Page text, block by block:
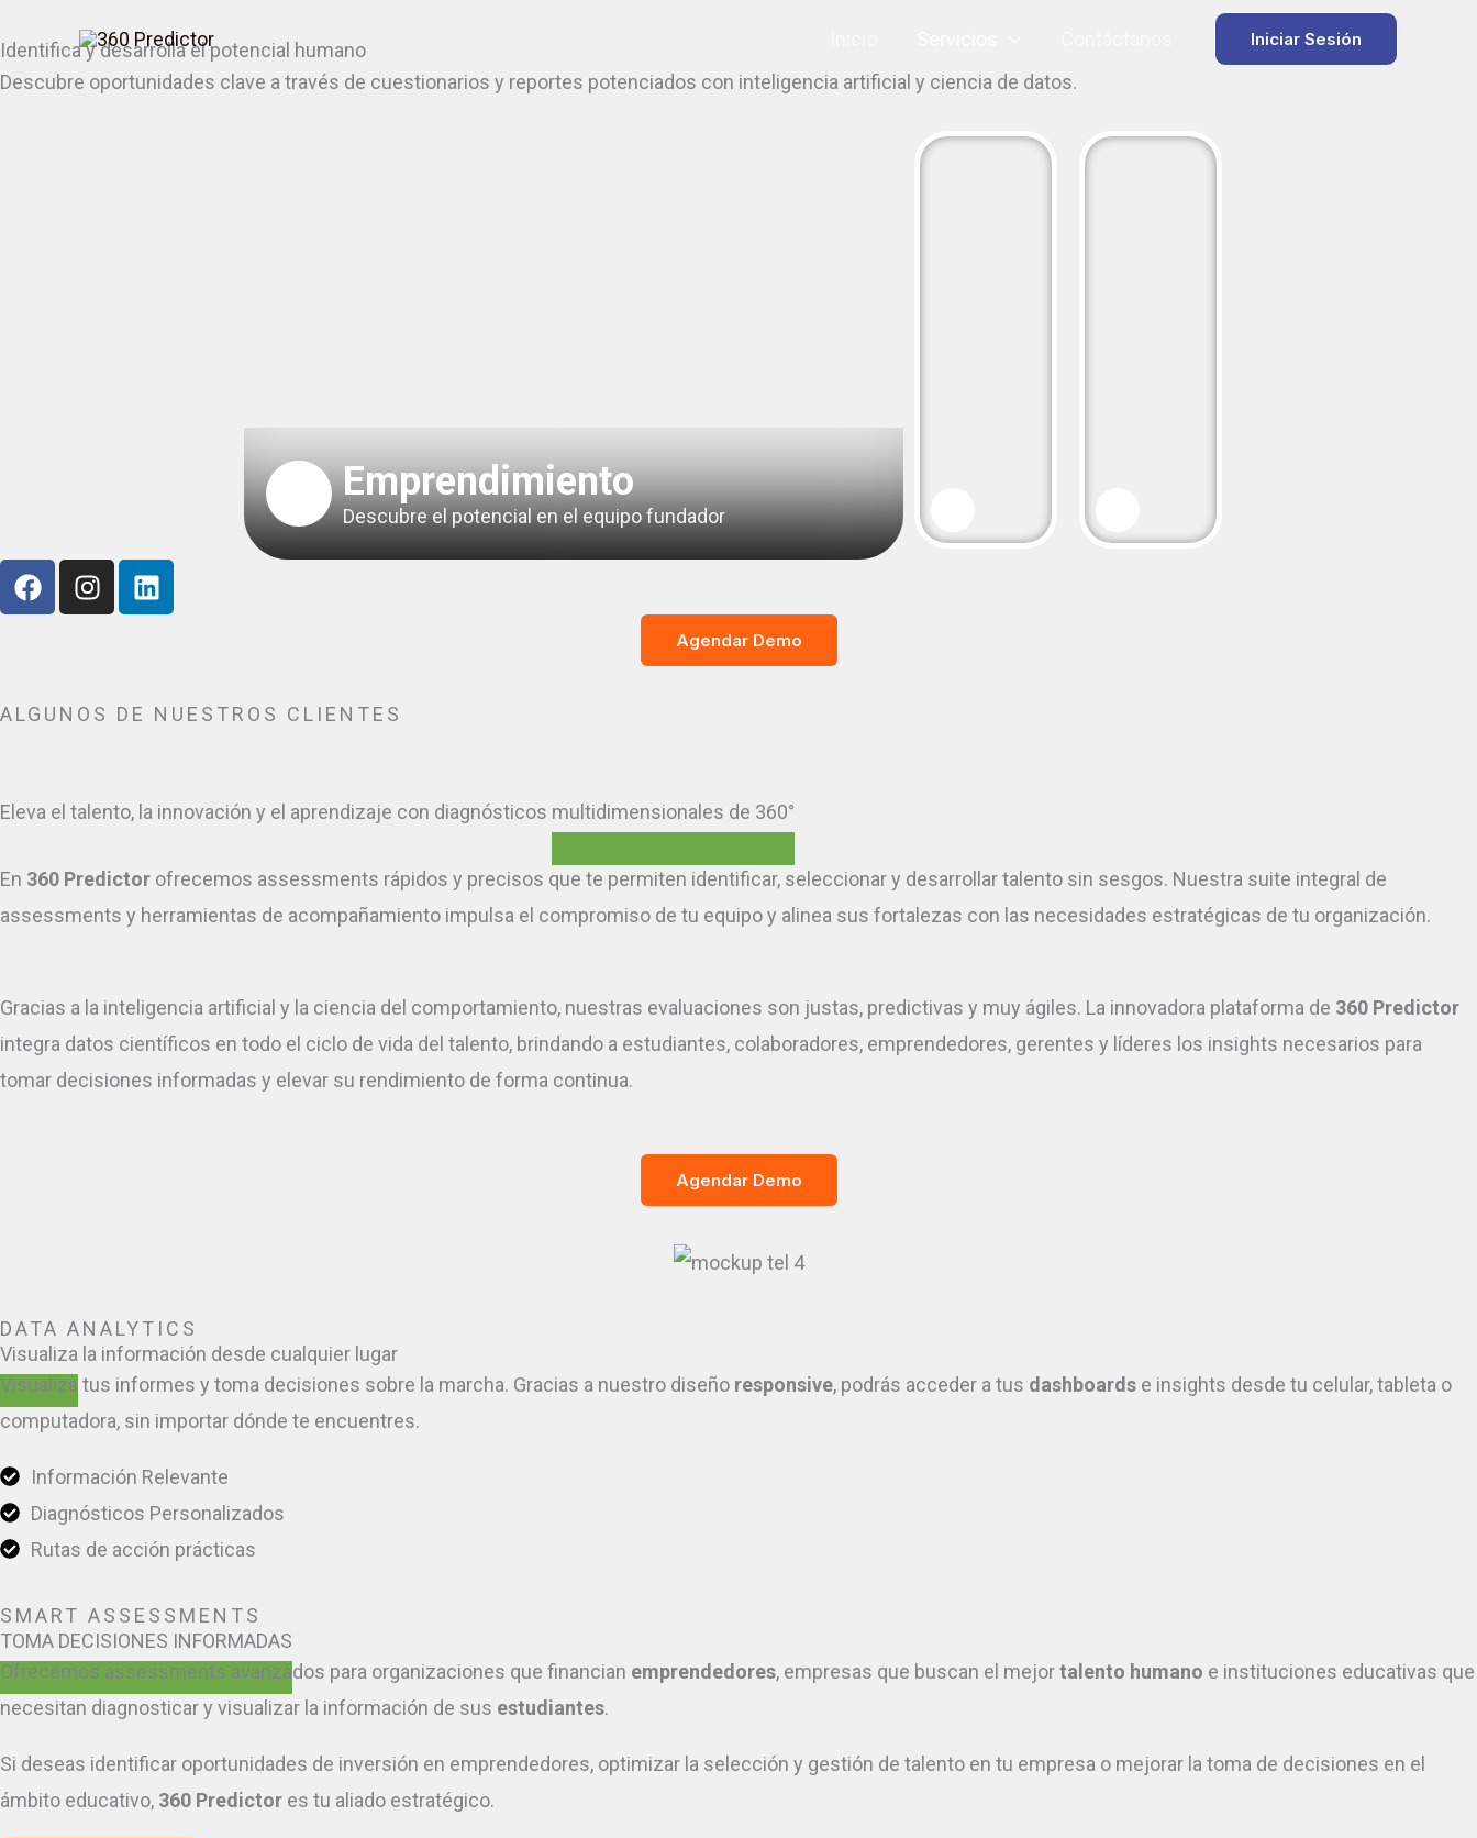
to
content
Iniciar Sesión
Identifica y desarrolla el potencial humano
Descubre oportunidades clave a través de cuestionarios y reportes potenciados con inteligencia artificial y ciencia de datos.
Emprendimiento
Descubre el potencial en el equipo fundador
F
a
o
I
n
g
L
i
d
Agendar Demo
ALGUNOS DE NUESTROS CLIENTES
Eleva el talento, la innovación y el aprendizaje con diagnósticos multidimensionales de 360°
En 360 Predictor ofrecemos assessments rápidos y precisos que te permiten identificar, seleccionar y desarrollar talento sin sesgos. Nuestra suite integral de
assessments y herramientas de acompañamiento impulsa el compromiso de tu equipo y alinea sus fortalezas con las necesidades estratégicas de tu organización.
Gracias a la inteligencia artificial y la ciencia del comportamiento, nuestras evaluaciones son justas, predictivas y muy ágiles. La innovadora plataforma de 360 Predictor
integra datos científicos en todo el ciclo de vida del talento, brindando a estudiantes, colaboradores, emprendedores, gerentes y líderes los insights necesarios para
tomar decisiones informadas y elevar su rendimiento de forma continua.
Agendar Demo
DATA ANALYTICS
Visualiza la información desde cualquier lugar
Visualiza tus informes y toma decisiones sobre la marcha. Gracias a nuestro diseño responsive, podrás acceder a tus dashboards e insights desde tu celular, tableta o
computadora, sin importar dónde te encuentres.
Información Relevante
Diagnósticos Personalizados
Rutas de acción prácticas
SMART ASSESSMENTS
TOMA DECISIONES INFORMADAS
Ofrecemos assessments avanzados para organizaciones que financian emprendedores, empresas que buscan el mejortalento humano e instituciones educativas que
necesitan diagnosticar y visualizar la información de sus estudiantes.
Si deseas identificar oportunidades de inversión en emprendedores, optimizar la selección y gestión de talento en tu empresa o mejorar la toma de decisiones en el
ámbito educativo, 360 Predictor es tu aliado estratégico.